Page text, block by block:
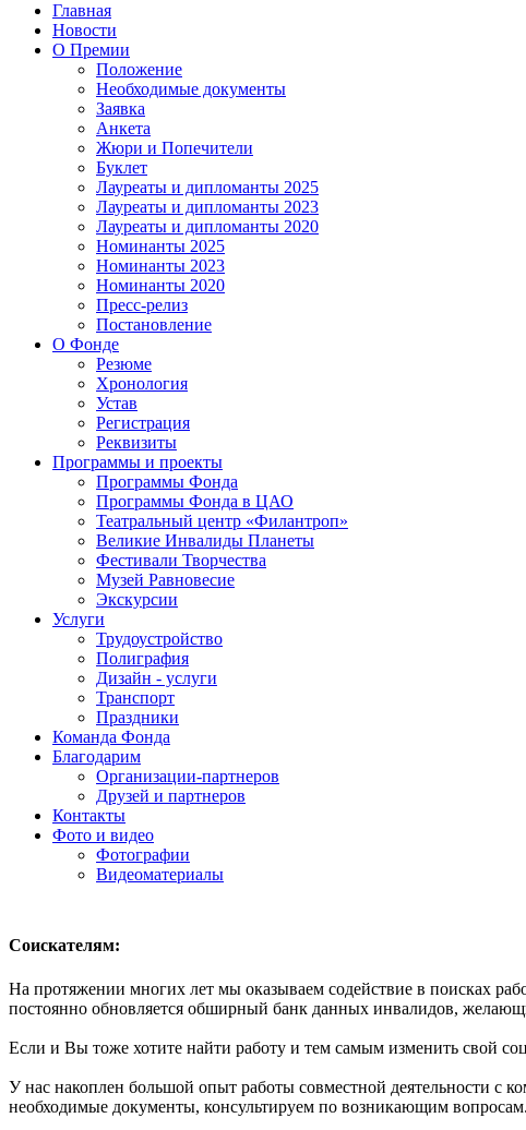
Главная
Новости
О Премии
Положение
Необходимые документы
Заявка
Анкета
Жюри и Попечители
Буклет
Лауреаты и дипломанты 2025
Лауреаты и дипломанты 2023
Лауреаты и дипломанты 2020
Номинанты 2025
Номинанты 2023
Номинанты 2020
Пресс-релиз
Постановление
О Фонде
Резюме
Хронология
Устав
Регистрация
Реквизиты
Программы и проекты
Программы Фонда
Программы Фонда в ЦАО
Театральный центр «Филантроп»
Великие Инвалиды Планеты
Фестивали Творчества
Музей Равновесие
Экскурсии
Услуги
Трудоустройство
Полиграфия
Дизайн - услуги
Транспорт
Праздники
Команда Фонда
Благодарим
Организации-партнеров
Друзей и партнеров
Контакты
Фото и видео
Фотографии
Видеоматериалы
Соискателям:
На протяжении многих лет мы оказываем содействие в поисках
постоянно обновляется обширный банк данных инвалидов,
Если и Вы тоже хотите найти работу и тем самым изменить свой
У нас накоплен большой опыт работы совместной деятельности с
необходимые документы, консультируем по возникающим вопросам.